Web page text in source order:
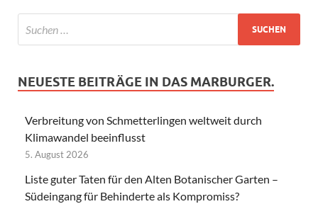
NEUESTE BEITRÄGE IN DAS MARBURGER.
Verbreitung von Schmetterlingen weltweit durch
Klimawandel beeinflusst
5. August 2026
Liste guter Taten für den Alten Botanischer Garten –
Südeingang für Behinderte als Kompromiss?